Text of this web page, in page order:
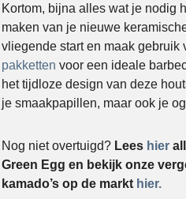
Kortom, bijna alles wat je nodig
maken van je nieuwe
vliegende start en maak gebruik
pakketten voor een ideale
het tijdloze design van deze
je smaakpapillen, maar ook je
Nog niet overtuigd? Lees hier
Green Egg en bekijk onze
kamado’s op de markt hier.